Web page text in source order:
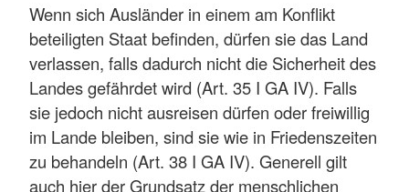
Wenn sich Ausländer in einem am Konflikt
beteiligten Staat befinden, dürfen sie das Land
verlassen, falls dadurch nicht die Sicherheit des
Landes gefährdet wird (Art. 35 I GA IV). Falls
sie jedoch nicht ausreisen dürfen oder freiwillig
im Lande bleiben, sind sie wie in Friedenszeiten
zu behandeln (Art. 38 I GA IV). Generell gilt
auch hier der Grundsatz der menschlichen